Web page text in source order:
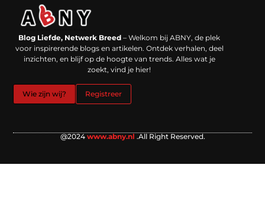
Blog Liefde, Netwerk Breed – Welkom bij ABNY, de plek
voor inspirerende blogs en artikelen. Ontdek verhalen, deel
inzichten, en blijf op de hoogte van trends. Alles wat je
zoekt, vind je hier!
Wie zijn wij? Registreer
@2024 www.abny.nl .All Right Reserved.